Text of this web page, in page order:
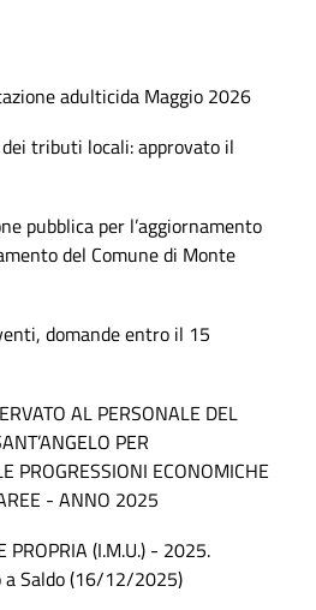
adulticida Maggio 2026
tributi locali: approvato il
pubblica per l’aggiornamento
del Comune di Monte
domande entro il 15
AL PERSONALE DEL
PER
PROGRESSIONI ECONOMICHE
- ANNO 2025
PROPRIA (I.M.U.) - 2025.
a Saldo (16/12/2025)